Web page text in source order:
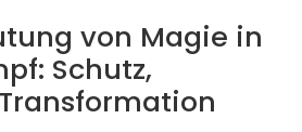
von Magie in
Schutz,